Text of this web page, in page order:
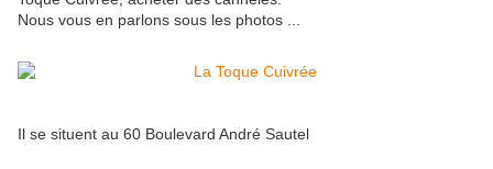
Nous vous en parlons sous les photos ...
Il se situent au 60 Boulevard André Sautel